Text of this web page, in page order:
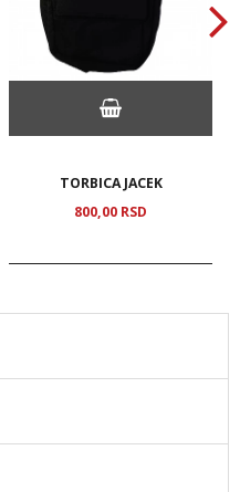
TORBICA JACEK
800,00 RSD